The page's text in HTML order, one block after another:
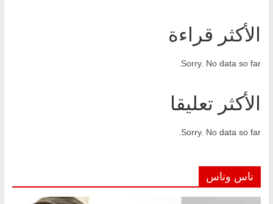
الأكثر قراءة
Sorry. No data so far.
الأكثر تعليقا
Sorry. No data so far.
ناس وناس